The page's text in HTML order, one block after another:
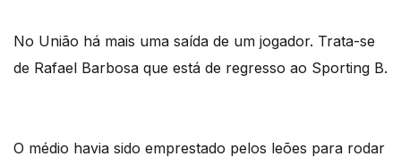
No União há mais uma saída de um jogador. Trata-se
de Rafael Barbosa que está de regresso ao Sporting B.
O médio havia sido emprestado pelos leões para rodar